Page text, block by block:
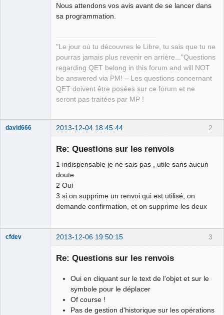
Nous attendons vos avis avant de se lancer dans
sa programmation.
"Le jour où tu découvres le Libre, tu sais que tu ne
pourras jamais plus revenir en arrière..."Questions
regarding QET belong in this forum and will NOT
be answered via PM! – Les questions concernant
QET doivent être posées sur ce forum et ne
seront pas traitées par MP !
2
david666 2013-12-04 18:45:44
Re: Questions sur les renvois
1 indispensable je ne sais pas , utile sans aucun
doute
2 Oui
3 si on supprime un renvoi qui est utilisé, on
demande confirmation, et on supprime les deux
3
cfdev 2013-12-06 19:50:15
Re: Questions sur les renvois
Oui en cliquant sur le text de l'objet et sur le
symbole pour le déplacer
Of course !
Pas de gestion d'historique sur les opérations